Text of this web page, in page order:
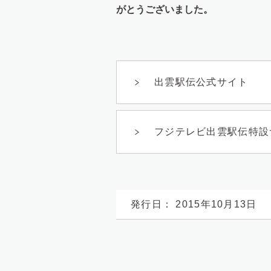
がとうございました。
出雲駅伝公式サイト
フジテレビ出雲駅伝特
発行日： 2015年10月13日